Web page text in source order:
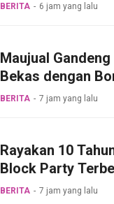
BERITA 6 jam yang lalu
Maujual
Bekas dengan
BERITA 7 jam yang lalu
Rayakan 10
Block Party
BERITA 7 jam yang lalu